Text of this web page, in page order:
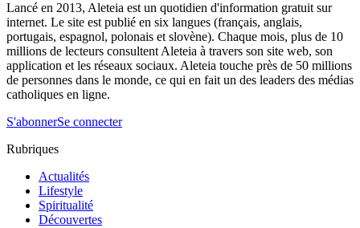
Lancé en 2013, Aleteia est un quotidien d'information gratuit sur
internet. Le site est publié en six langues (français, anglais,
portugais, espagnol, polonais et slovène). Chaque mois, plus de 10
millions de lecteurs consultent Aleteia à travers son site web, son
application et les réseaux sociaux. Aleteia touche près de 50 millions
de personnes dans le monde, ce qui en fait un des leaders des médias
catholiques en ligne.
S'abonnerSe connecter
Rubriques
Actualités
Lifestyle
Spiritualité
Découvertes